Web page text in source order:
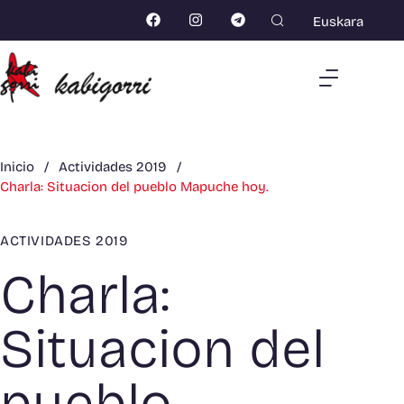
Euskara
Inicio / Actividades 2019
/
Charla: Situacion del pueblo Mapuche hoy.
ACTIVIDADES 2019
Charla:
Situacion del